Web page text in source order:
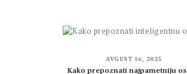
AVGUST 16, 2025
Kako prepoznati najpametniju